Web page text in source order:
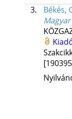
3.
Békés,